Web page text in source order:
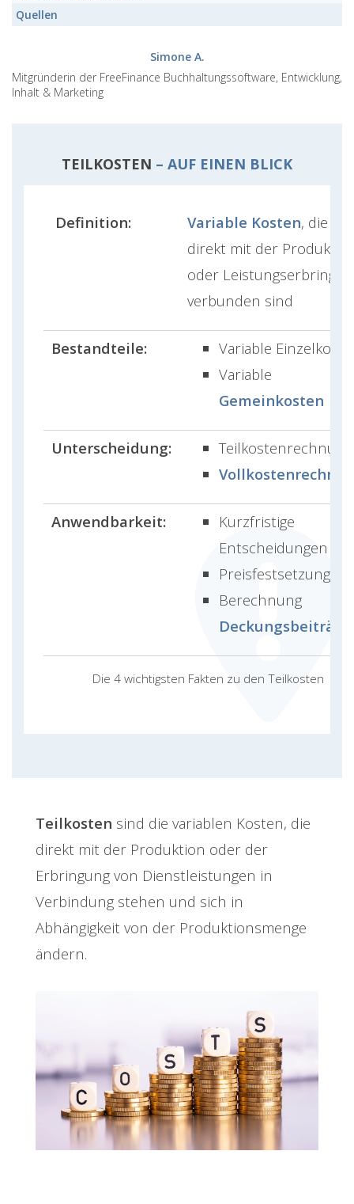
Quellen
Simone A.
Mitgründerin der FreeFinance Buchhaltungssoftware, Entwicklung,
Inhalt & Marketing
TEILKOSTEN – AUF EINEN BLICK
Die 4 wichtigsten Fakten zu den Teilkosten
Definition: Variable Kosten, die
direkt mit der
oder
verbunden sind
Bestandteile:
Variable
Variable
Gemeinkosten
Unterscheidung:
Teilkostenrechnung
Anwendbarkeit:
Kurzfristige
Entscheidungen
Preisfestsetzung
Berechnung
Deckungsbeiträge
Teilkosten sind die variablen Kosten, die
direkt mit der Produktion oder der
Erbringung von Dienstleistungen in
Verbindung stehen und sich in
Abhängigkeit von der Produktionsmenge
ändern.